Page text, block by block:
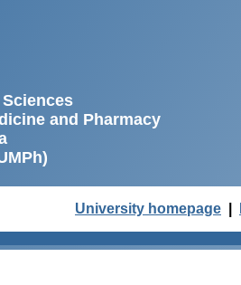
and Pharmacy
University homepage